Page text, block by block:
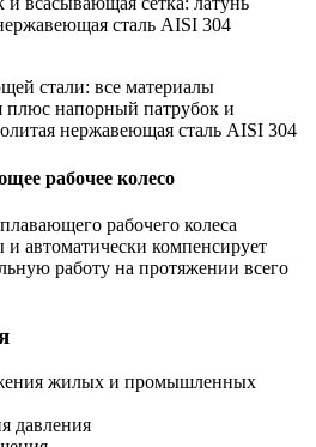
сталь AISI 304
стали: все материалы
плюс напорный патрубок и
нержавеющая сталь AISI 304
рабочее колесо
рабочего колеса
автоматически компенсирует
работу на протяжении всего
жилых и промышленных
давления